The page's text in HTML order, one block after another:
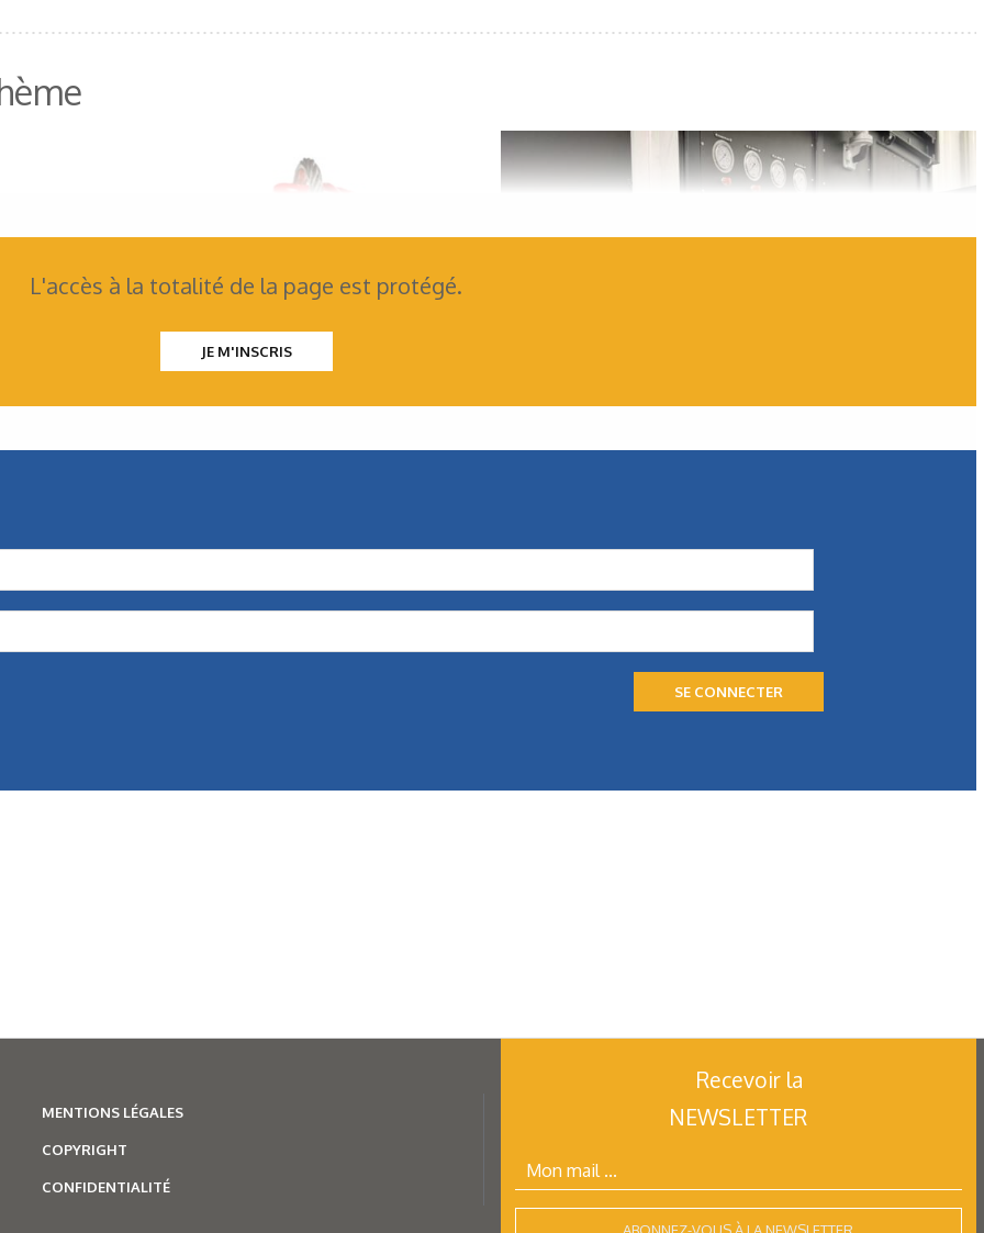
Hydraulique,Formation,In Situ
angles : fonctions, domaines d’utilisation, composition
Hydraulique,SEDIAP Hydraulics
s’est terminée fin décembre de la même année.
L'accès à la totalité de la page est protégé.
JE M'INSCRIS
SE CONNECTER
MENTIONS LÉGALES
COPYRIGHT
CONFIDENTIALITÉ
Recevoir la
NEWSLETTER